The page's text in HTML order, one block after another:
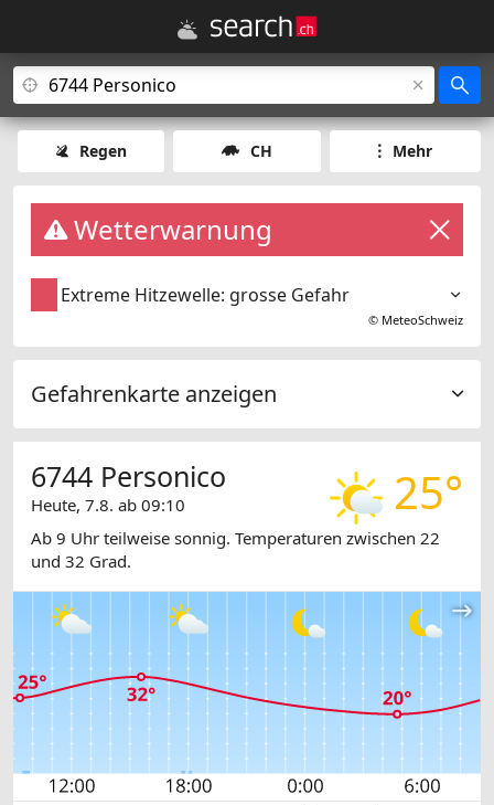
Regen CH Mehr
Wetterwarnung
Extreme Hitzewelle: grosse Gefahr
© MeteoSchweiz
Gefahrenkarte anzeigen
25°
6744 Personico
Heute, 7.8. ab 09:10
Ab 9 Uhr teilweise sonnig. Temperaturen zwischen 22
und 32 Grad.